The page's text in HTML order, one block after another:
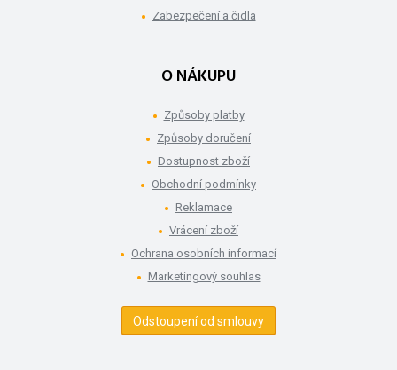
Zabezpečení a čidla
O NÁKUPU
Způsoby platby
Způsoby doručení
Dostupnost zboží
Obchodní podmínky
Reklamace
Vrácení zboží
Ochrana osobních informací
Marketingový souhlas
Odstoupení od smlouvy